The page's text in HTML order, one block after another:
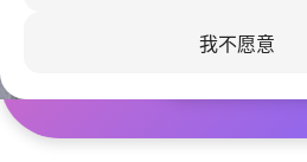
我不愿意
立即下载